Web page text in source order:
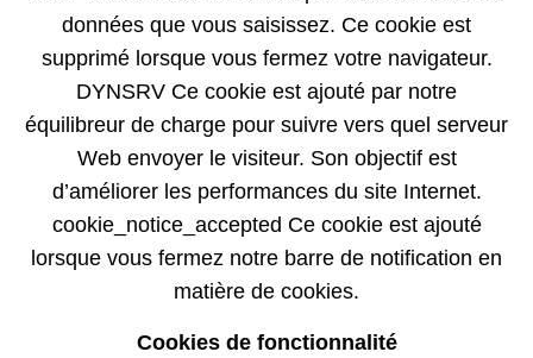
données que vous saisissez. Ce cookie est
supprimé lorsque vous fermez votre navigateur.
DYNSRV Ce cookie est ajouté par notre
équilibreur de charge pour suivre vers quel serveur
Web envoyer le visiteur. Son objectif est
d’améliorer les performances du site Internet.
cookie_notice_accepted Ce cookie est ajouté
lorsque vous fermez notre barre de notification en
matière de cookies.
Cookies de fonctionnalité